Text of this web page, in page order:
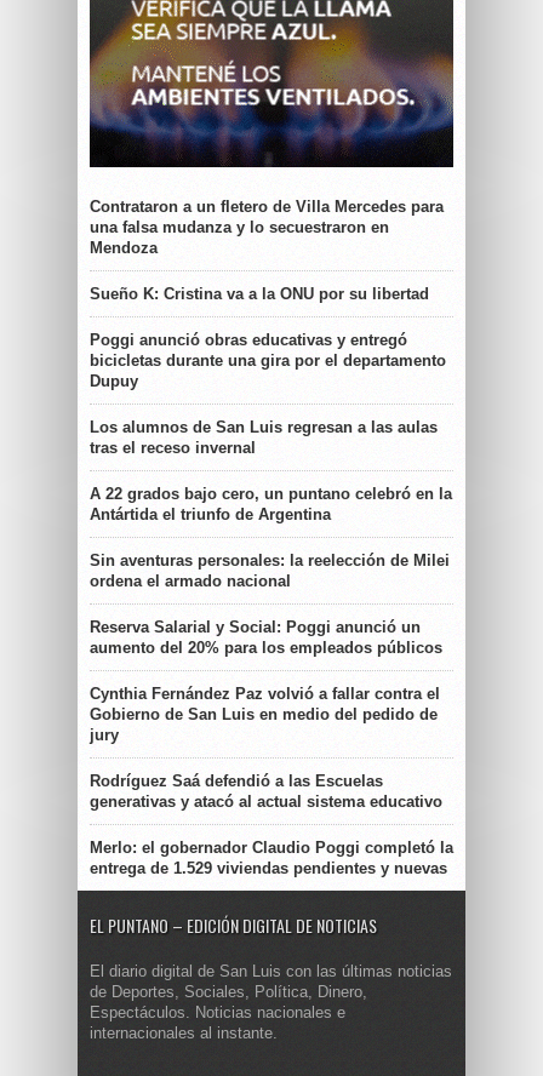
Contrataron a un fletero de Villa Mercedes para
una falsa mudanza y lo secuestraron en
Mendoza
Sueño K: Cristina va a la ONU por su libertad
Poggi anunció obras educativas y entregó
bicicletas durante una gira por el departamento
Dupuy
Los alumnos de San Luis regresan a las aulas
tras el receso invernal
A 22 grados bajo cero, un puntano celebró en la
Antártida el triunfo de Argentina
Sin aventuras personales: la reelección de Milei
ordena el armado nacional
Reserva Salarial y Social: Poggi anunció un
aumento del 20% para los empleados públicos
Cynthia Fernández Paz volvió a fallar contra el
Gobierno de San Luis en medio del pedido de
jury
Rodríguez Saá defendió a las Escuelas
generativas y atacó al actual sistema educativo
Merlo: el gobernador Claudio Poggi completó la
entrega de 1.529 viviendas pendientes y nuevas
EL PUNTANO – EDICIÓN DIGITAL DE NOTICIAS
El diario digital de San Luis con las últimas noticias
de Deportes, Sociales, Política, Dinero,
Espectáculos. Noticias nacionales e
internacionales al instante.